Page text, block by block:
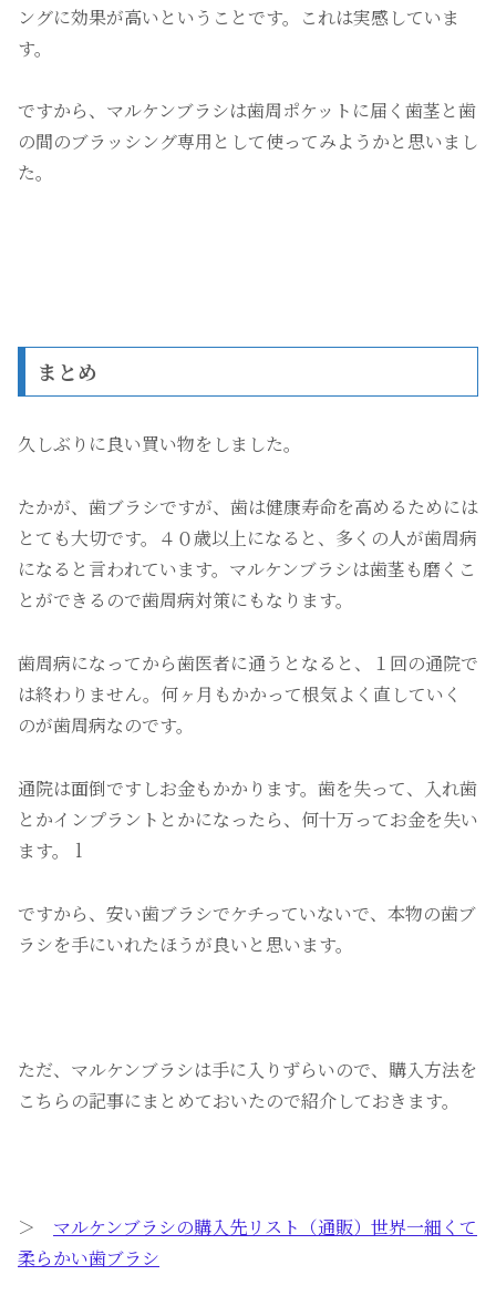
ングに効果が高いということです。これは実感していま
す。
ですから、マルケンブラシは歯周ポケットに届く歯茎と歯
の間のブラッシング専用として使ってみようかと思いまし
た。
まとめ
久しぶりに良い買い物をしました。
たかが、歯ブラシですが、歯は健康寿命を高めるためには
とても大切です。４０歳以上になると、多くの人が歯周病
になると言われています。マルケンブラシは歯茎も磨くこ
とができるので歯周病対策にもなります。
歯周病になってから歯医者に通うとなると、１回の通院で
は終わりません。何ヶ月もかかって根気よく直していく
のが歯周病なのです。
通院は面倒ですしお金もかかります。歯を失って、入れ歯
とかインプラントとかになったら、何十万ってお金を失い
ます。ｌ
ですから、安い歯ブラシでケチっていないで、本物の歯ブ
ラシを手にいれたほうが良いと思います。
ただ、マルケンブラシは手に入りずらいので、購入方法を
こちらの記事にまとめておいたので紹介しておきます。
＞ マルケンブラシの購入先リスト（通販）世界一細くて
柔らかい歯ブラシ